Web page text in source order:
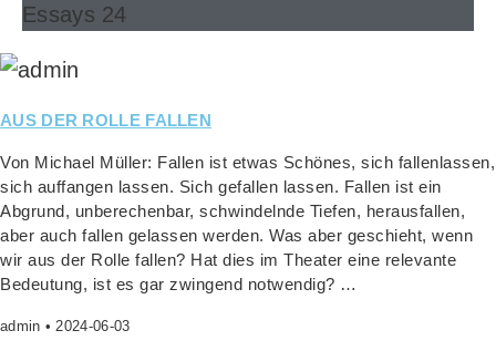
Essays 24
AUS DER ROLLE FALLEN
Von Micha­el Mül­ler: Fal­len ist etwas Schö­nes, sich fal­len­las­sen,
sich auf­fan­gen las­sen. Sich gefal­len las­sen. Fal­len ist ein
Abgrund, unbe­re­chen­bar, schwin­deln­de Tie­fen, her­aus­fal­len,
aber auch fal­len gelas­sen wer­den. Was aber geschieht, wenn
wir aus der Rol­le fal­len? Hat dies im Thea­ter eine rele­van­te
Bedeu­tung, ist es gar zwin­gend notwendig? …
admin 2024-06-03